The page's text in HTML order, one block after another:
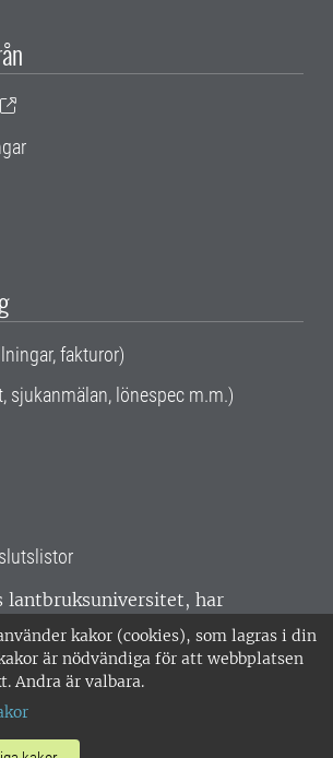
kakor (cookies), som lagras i din
är nödvändiga för att webbplatsen
Andra är valbara.
fakturor)
sjukanmälan, lönespec m.m.)
lantbruksuniversitet, har
hela Sverige. Huvudorter är
och Umeå.SLU är
enligt ISO 14001. •
Org nr: 202100-2817 •